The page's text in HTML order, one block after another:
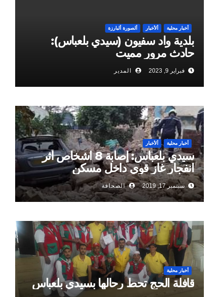
أخبار محلية ألأخبار ألصورة ألبارزة
بلدية واد سفيون (سيدي بلعباس):
حادث مرور مميت
فبراير 9, 2023 المدير
أخبار محلية ألأخبار
سيدي بلعباس: إصابة 8 اشخاص أثر
انفجار غاز قوي داخل مسكن
سبتمبر 17, 2019 الصحافة
أخبار محلية
قافلة الحج تحط رحالها بسيدي بلعباس